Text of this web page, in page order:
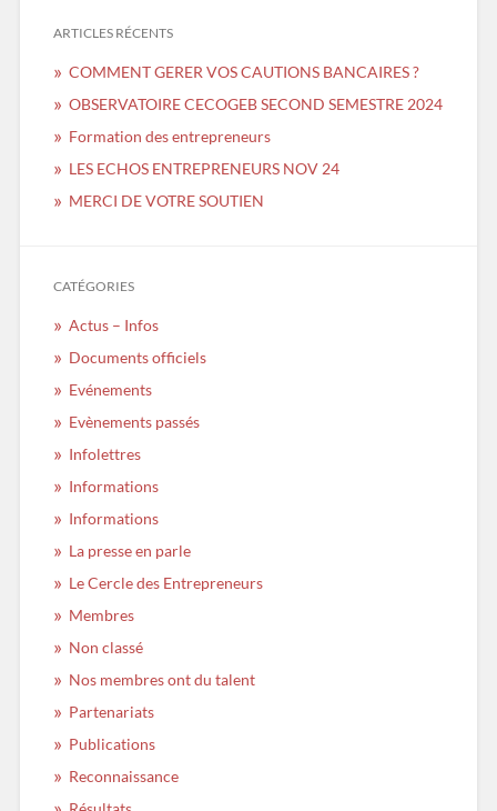
ARTICLES RÉCENTS
COMMENT GERER VOS CAUTIONS BANCAIRES ?
OBSERVATOIRE CECOGEB SECOND SEMESTRE 2024
Formation des entrepreneurs
LES ECHOS ENTREPRENEURS NOV 24
MERCI DE VOTRE SOUTIEN
CATÉGORIES
Actus – Infos
Documents officiels
Evénements
Evènements passés
Infolettres
Informations
Informations
La presse en parle
Le Cercle des Entrepreneurs
Membres
Non classé
Nos membres ont du talent
Partenariats
Publications
Reconnaissance